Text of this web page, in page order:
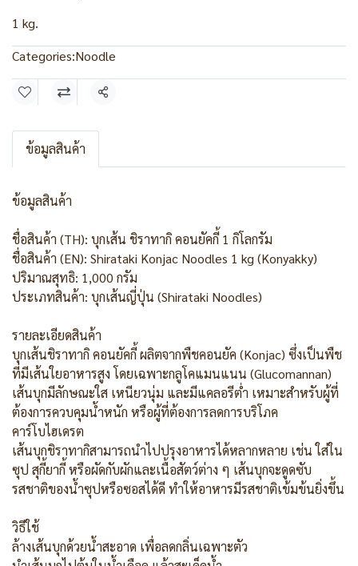
1 kg.
Categories:Noodle
Share
ข้อมูลสินค้า
ข้อมูลสินค้า
ชื่อสินค้า (TH): บุกเส้น ชิราทากิ คอนยัคกี้ 1 กิโลกรัม
ชื่อสินค้า (EN): Shirataki Konjac Noodles 1 kg (Konyakky)
ปริมาณสุทธิ: 1,000 กรัม
ประเภทสินค้า: บุกเส้นญี่ปุ่น (Shirataki Noodles)
รายละเอียดสินค้า
บุกเส้นชิราทากิ คอนยัคกี้ ผลิตจากพืชคอนยัค (Konjac) ซึ่งเป็นพืช
ที่มีเส้นใยอาหารสูง โดยเฉพาะกลูโคแมนแนน (Glucomannan)
เส้นบุกมีลักษณะใส เหนียวนุ่ม และมีแคลอรีต่ำ เหมาะสำหรับผู้ที่
ต้องการควบคุมน้ำหนัก หรือผู้ที่ต้องการลดการบริโภค
คาร์โบไฮเดรต
เส้นบุกชิราทากิสามารถนำไปปรุงอาหารได้หลากหลาย เช่น ใส่ใน
ซุป สุกี้ยากี้ หรือผัดกับผักและเนื้อสัตว์ต่าง ๆ เส้นบุกจะดูดซับ
รสชาติของน้ำซุปหรือซอสได้ดี ทำให้อาหารมีรสชาติเข้มข้นยิ่งขึ้น
วิธีใช้
ล้างเส้นบุกด้วยน้ำสะอาด เพื่อลดกลิ่นเฉพาะตัว